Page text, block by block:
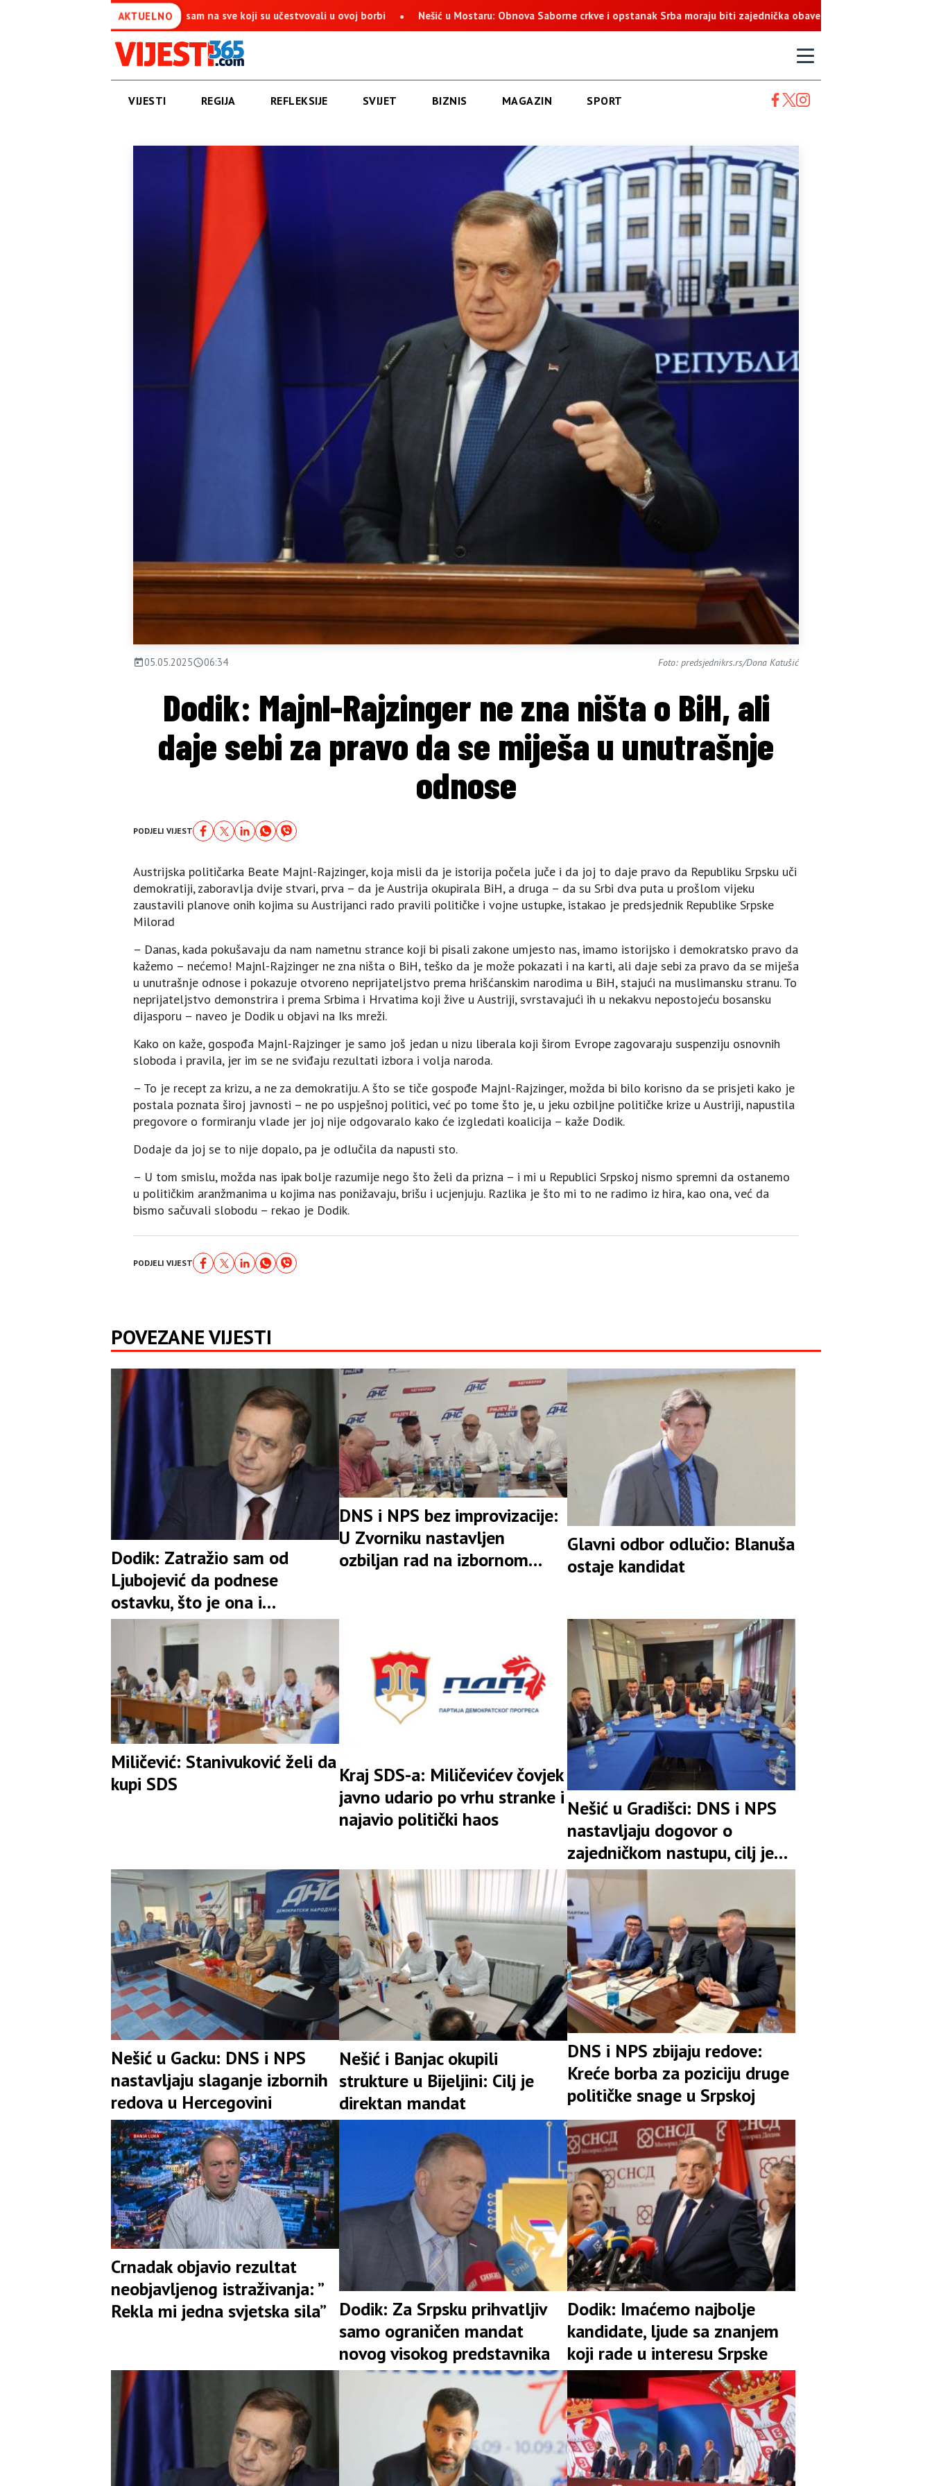
AKTUELNO
simbol pobjede – Ponosan sam na sve koji su učestvovali u ovoj borbi Nešić u Mostaru: Obnova Saborne crkve i opstanak Srba moraju biti zajednička obaveza
VIJESTI REGIJA REFLEKSIJE SVIJET BIZNIS MAGAZIN SPORT
05.05.2025 06:34 Foto: predsjednikrs.rs/Dona Katušić
Dodik: Majnl-Rajzinger ne zna ništa o BiH, ali
daje sebi za pravo da se miješa u unutrašnje
odnose
PODJELI VIJEST
Austrijska političarka Beate Majnl-Rajzinger, koja misli da je istorija počela juče i da joj to daje pravo da Republiku Srpsku uči
demokratiji, zaboravlja dvije stvari, prva – da je Austrija okupirala BiH, a druga – da su Srbi dva puta u prošlom vijeku
zaustavili planove onih kojima su Austrijanci rado pravili političke i vojne ustupke, istakao je predsjednik Republike Srpske
Milorad
– Danas, kada pokušavaju da nam nametnu strance koji bi pisali zakone umjesto nas, imamo istorijsko i demokratsko pravo da
kažemo – nećemo! Majnl-Rajzinger ne zna ništa o BiH, teško da je može pokazati i na karti, ali daje sebi za pravo da se miješa
u unutrašnje odnose i pokazuje otvoreno neprijateljstvo prema hrišćanskim narodima u BiH, stajući na muslimansku stranu. To
neprijateljstvo demonstrira i prema Srbima i Hrvatima koji žive u Austriji, svrstavajući ih u nekakvu nepostojeću bosansku
dijasporu – naveo je Dodik u objavi na Iks mreži.
Kako on kaže, gospođa Majnl-Rajzinger je samo još jedan u nizu liberala koji širom Evrope zagovaraju suspenziju osnovnih
sloboda i pravila, jer im se ne sviđaju rezultati izbora i volja naroda.
– To je recept za krizu, a ne za demokratiju. A što se tiče gospođe Majnl-Rajzinger, možda bi bilo korisno da se prisjeti kako je
postala poznata široj javnosti – ne po uspješnoj politici, već po tome što je, u jeku ozbiljne političke krize u Austriji, napustila
pregovore o formiranju vlade jer joj nije odgovaralo kako će izgledati koalicija – kaže Dodik.
Dodaje da joj se to nije dopalo, pa je odlučila da napusti sto.
– U tom smislu, možda nas ipak bolje razumije nego što želi da prizna – i mi u Republici Srpskoj nismo spremni da ostanemo
u političkim aranžmanima u kojima nas ponižavaju, brišu i ucjenjuju. Razlika je što mi to ne radimo iz hira, kao ona, već da
bismo sačuvali slobodu – rekao je Dodik.
PODJELI VIJEST
POVEZANE VIJESTI
Dodik: Zatražio sam od
Ljubojević da podnese
ostavku, što je ona i
prihvatila
DNS i NPS bez improvizacije:
U Zvorniku nastavljen
ozbiljan rad na izbornom
Glavni odbor odlučio: Blanuša
ostaje kandidat
Miličević: Stanivuković želi da
kupi SDS
Kraj SDS-a: Miličevićev čovjek
javno udario po vrhu stranke i
najavio politički haos
Nešić u Gradišci: DNS i NPS
nastavljaju dogovor o
zajedničkom nastupu, cilj je
snažna pozicija u koaliciji
Nešić u Gacku: DNS i NPS
nastavljaju slaganje izbornih
redova u Hercegovini
Nešić i Banjac okupili
strukture u Bijeljini: Cilj je
direktan mandat
DNS i NPS zbijaju redove:
Kreće borba za poziciju druge
političke snage u Srpskoj
Crnadak objavio rezultat
neobjavljenog istraživanja: ”
Rekla mi jedna svjetska sila”
Dodik: Za Srpsku prihvatljiv
samo ograničen mandat
novog visokog predstavnika
Dodik: Imaćemo najbolje
kandidate, ljude sa znanjem
koji rade u interesu Srpske